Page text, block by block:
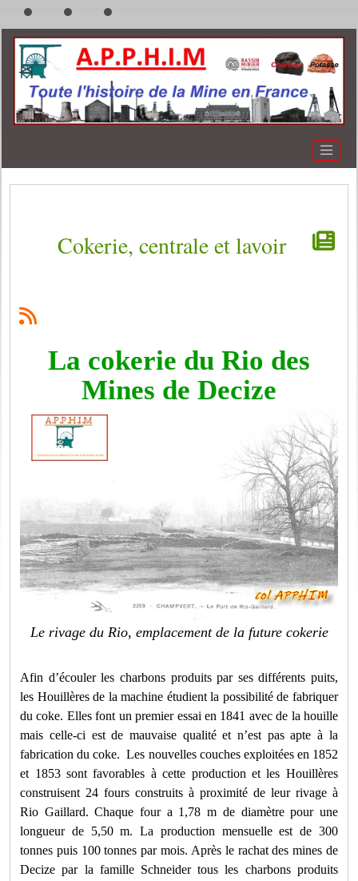
Cokerie, centrale et lavoir
La cokerie du Rio des
Mines de Decize
Le rivage du Rio, emplacement de la future cokerie
Afin d’écouler les charbons produits par ses différents puits,
les Houillères de la machine étudient la possibilité de fabriquer
du coke. Elles font un premier essai en 1841 avec de la houille
mais celle-ci est de mauvaise qualité et n’est pas apte à la
fabrication du coke. Les nouvelles couches exploitées en 1852
et 1853 sont favorables à cette production et les Houillères
construisent 24 fours construits à proximité de leur rivage à
Rio Gaillard. Chaque four a 1,78 m de diamètre pour une
longueur de 5,50 m. La production mensuelle est de 300
tonnes puis 100 tonnes par mois. Après le rachat des mines de
Decize par la famille Schneider tous les charbons produits